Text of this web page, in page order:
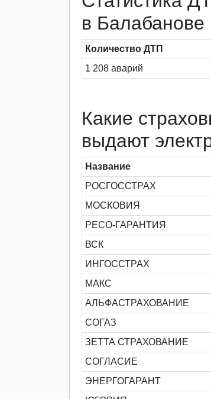
в Балабанове
Количество ДТП
1 208 аварий
Какие
выдают
Название
РОСГОССТРАХ
МОСКОВИЯ
РЕСО-ГАРАНТИЯ
ВСК
ИНГОССТРАХ
МАКС
АЛЬФАСТРАХОВАНИЕ
СОГАЗ
ЗЕТТА СТРАХОВАНИЕ
СОГЛАСИЕ
ЭНЕРГОГАРАНТ